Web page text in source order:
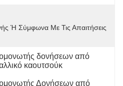
Ή Σύμφωνα Με Τις Απαιτήσεις
δονήσεων από
καουτσούκ
Δονήσεων από